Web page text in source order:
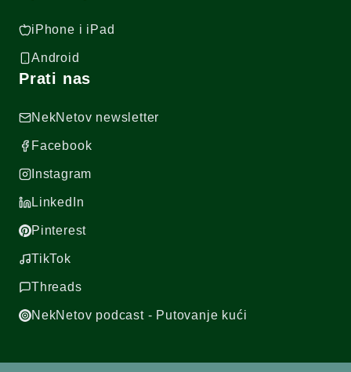
iPhone i iPad
Android
Prati nas
NekNetov newsletter
Facebook
Instagram
LinkedIn
Pinterest
TikTok
Threads
NekNetov podcast - Putovanje kući